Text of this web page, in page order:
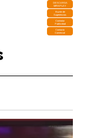
DESCARGA
MIRAPLAY
Buzón de
Sugerencias
Contratar
Publicidad
Contacto
Comercial